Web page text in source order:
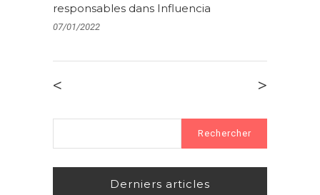
responsables dans Influencia
07/01/2022
< >
Derniers articles